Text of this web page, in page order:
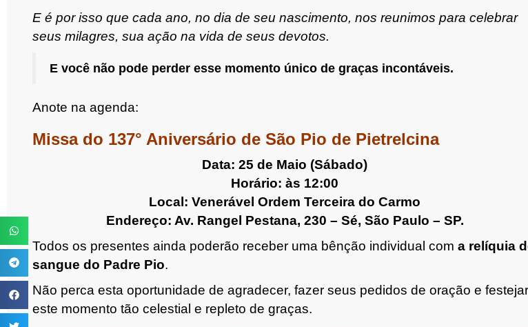
E é por isso que cada ano, no dia de seu nascimento, nos reunimos para celebrar
seus milagres, sua ação na vida de seus devotos.
E você não pode perder esse momento único de graças incontáveis.
Anote na agenda:
Missa do 137° Aniversário de São Pio de Pietrelcina
Data: 25 de Maio (Sábado)
Horário: às 12:00
Local: Venerável Ordem Terceira do Carmo
Endereço: Av. Rangel Pestana, 230 – Sé, São Paulo – SP.
Todos os presentes ainda poderão receber uma bênção individual com a relíquia
sangue do Padre Pio.
Não perca esta oportunidade de agradecer, fazer seus pedidos de oração e festejar
este momento tão celestial e repleto de graças.